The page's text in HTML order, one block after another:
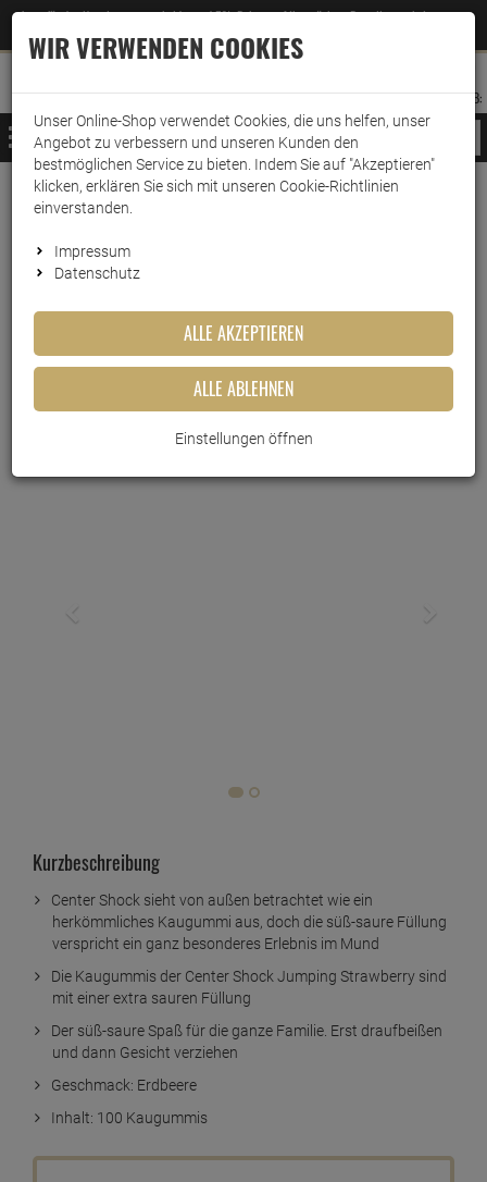
Jetzt für den Newsletter entscheiden und 5% Rabatt auf Ihre nächste Bestellung erhalten
–Zum Newsletter
ANMELDEN
AUFKLAPPEN
MERKZETTEL
WARENKORB:
MENÜ
Weiter einkaufen www.wark24.de Lebensmittel
Center Shock Jumping Strawberry 100 Stück
Center Shock Jumping
Strawberry 100 Stück
Artikel-Nummer:10012297
Kurzbeschreibung
Center Shock sieht von außen betrachtet wie ein
herkömmliches Kaugummi aus, doch die süß-saure Füllung
verspricht ein ganz besonderes Erlebnis im Mund
Die Kaugummis der Center Shock Jumping Strawberry sind
mit einer extra sauren Füllung
Der süß-saure Spaß für die ganze Familie. Erst draufbeißen
und dann Gesicht verziehen
Geschmack: Erdbeere
Inhalt: 100 Kaugummis
WIR VERWENDEN COOKIES
Unser Online-Shop verwendet Cookies, die uns helfen, unser
Angebot zu verbessern und unseren Kunden den
bestmöglichen Service zu bieten. Indem Sie auf "Akzeptieren"
klicken, erklären Sie sich mit unseren Cookie-Richtlinien
einverstanden.
Impressum
Datenschutz
ALLE AKZEPTIEREN
ALLE ABLEHNEN
Einstellungen öffnen